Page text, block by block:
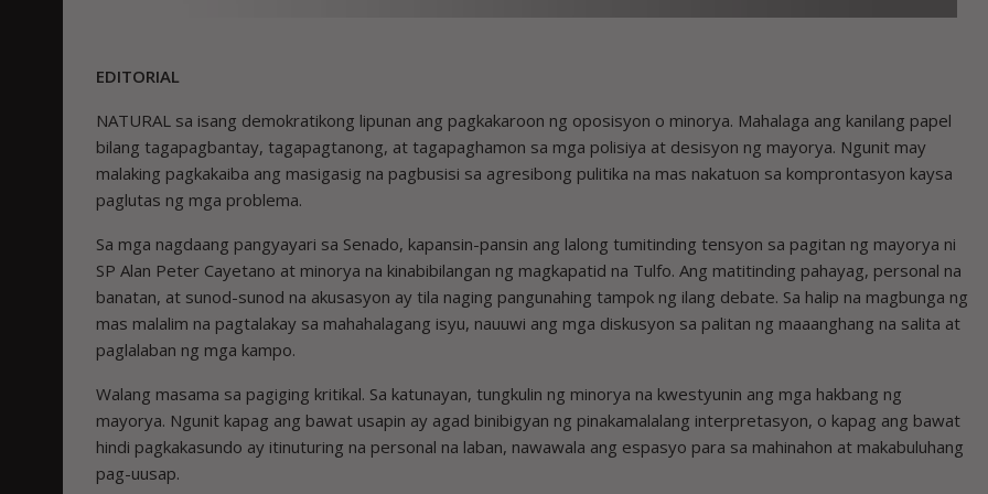
EDITORIAL
NATURAL sa isang demokratikong lipunan ang pagkakaroon ng oposisyon o minorya. Mahalaga ang kanilang papel
bilang tagapagbantay, tagapagtanong, at tagapaghamon sa mga polisiya at desisyon ng mayorya. Ngunit may
malaking pagkakaiba ang masigasig na pagbusisi sa agresibong pulitika na mas nakatuon sa komprontasyon kaysa
paglutas ng mga problema.
Sa mga nagdaang pangyayari sa Senado, kapansin-pansin ang lalong tumitinding tensyon sa pagitan ng mayorya ni
SP Alan Peter Cayetano at minorya na kinabibilangan ng magkapatid na Tulfo. Ang matitinding pahayag, personal na
banatan, at sunod-sunod na akusasyon ay tila naging pangunahing tampok ng ilang debate. Sa halip na magbunga ng
mas malalim na pagtalakay sa mahahalagang isyu, nauuwi ang mga diskusyon sa palitan ng maaanghang na salita at
paglalaban ng mga kampo.
Walang masama sa pagiging kritikal. Sa katunayan, tungkulin ng minorya na kwestyunin ang mga hakbang ng
mayorya. Ngunit kapag ang bawat usapin ay agad binibigyan ng pinakamalalang interpretasyon, o kapag ang bawat
hindi pagkakasundo ay itinuturing na personal na laban, nawawala ang espasyo para sa mahinahon at makabuluhang
pag-uusap.